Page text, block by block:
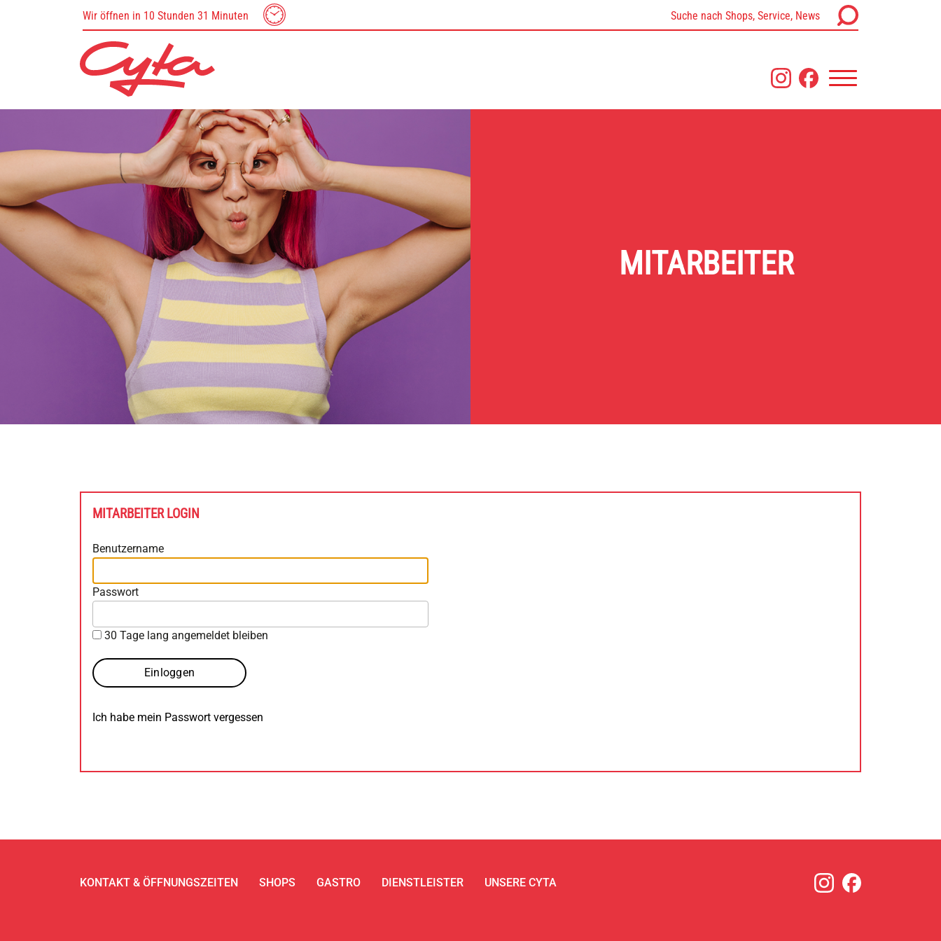
Wir öffnen in 10 Stunden 31 Minuten
CYTA GUTSCHEINE
Gutschein Infos
Gutscheinbestellung
Gutscheinverkauf
SHOPS, GASTRO &
DIENSTLEISTUNGEN
Centerplan
Unsere Shops
Unsere Gastro
Unsere Dienstleister
Sport & Spiel
Events
Cyta-Kalender
Jobs
MITARBEITER
MITARBEITER LOGIN
Benutzername
Passwort
30 Tage lang angemeldet bleiben
Ich habe mein Passwort vergessen
KONTAKT & ÖFFNUNGSZEITEN SHOPS GASTRO DIENSTLEISTER UNSERE CYTA